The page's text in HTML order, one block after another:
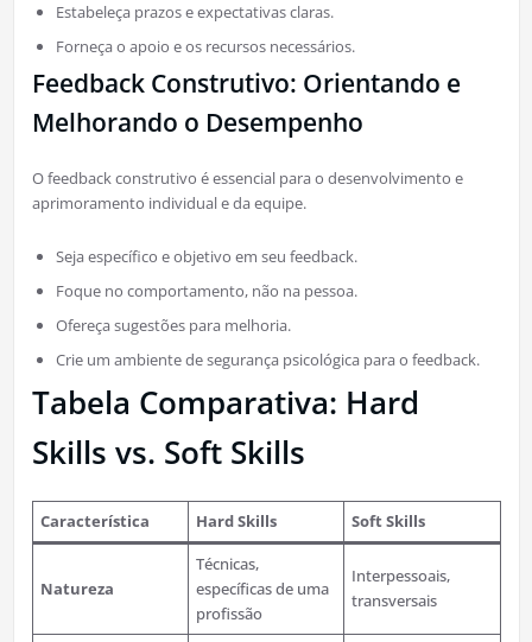
Estabeleça prazos e expectativas claras.
Forneça o apoio e os recursos necessários.
Feedback Construtivo: Orientando e
Melhorando o Desempenho
O feedback construtivo é essencial para o desenvolvimento e
aprimoramento individual e da equipe.
Seja específico e objetivo em seu feedback.
Foque no comportamento, não na pessoa.
Ofereça sugestões para melhoria.
Crie um ambiente de segurança psicológica para o feedback.
Tabela Comparativa: Hard
Skills vs. Soft Skills
Característica Hard Skills Soft Skills
Natureza
Técnicas,
específicas de uma
profissão
Interpessoais,
transversais